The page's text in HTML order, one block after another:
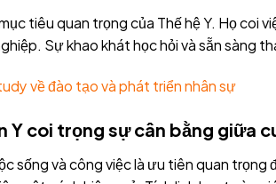
tiêu quan trọng của Thế hệ Y. Họ coi
Sự khao khát học hỏi và sẵn sàng
về đào tạo và phát triển nhân sự
Ycoi trọng sự cân bằng giữa
sống và công việc là ưu tiên quan trọng